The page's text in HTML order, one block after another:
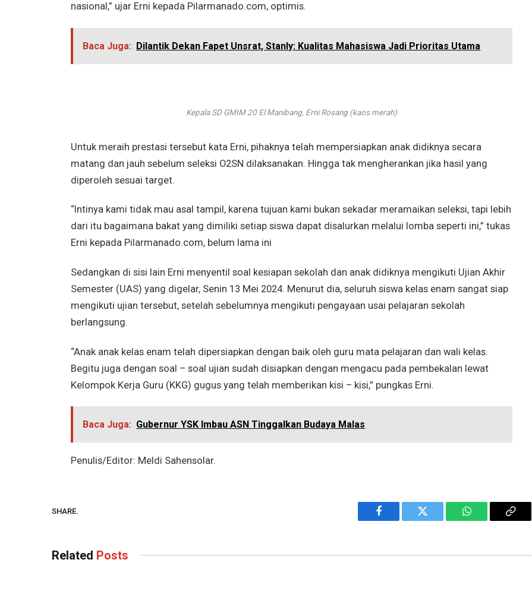
nasional,” ujar Erni kepada Pilarmanado.com, optimis.
Baca Juga: Dilantik Dekan Fapet Unsrat, Stanly: Kualitas Mahasiswa Jadi Prioritas Utama
Kepala SD GMIM 20 El Manibang, Erni Rosang (kaos merah)
Untuk meraih prestasi tersebut kata Erni, pihaknya telah mempersiapkan anak didiknya secara
matang dan jauh sebelum seleksi O2SN dilaksanakan. Hingga tak mengherankan jika hasil yang
diperoleh sesuai target.
“Intinya kami tidak mau asal tampil, karena tujuan kami bukan sekadar meramaikan seleksi, tapi lebih
dari itu bagaimana bakat yang dimiliki setiap siswa dapat disalurkan melalui lomba seperti ini,” tukas
Erni kepada Pilarmanado.com, belum lama ini
Sedangkan di sisi lain Erni menyentil soal kesiapan sekolah dan anak didiknya mengikuti Ujian Akhir
Semester (UAS) yang digelar, Senin 13 Mei 2024. Menurut dia, seluruh siswa kelas enam sangat siap
mengikuti ujian tersebut, setelah sebelumnya mengikuti pengayaan usai pelajaran sekolah
berlangsung.
“Anak anak kelas enam telah dipersiapkan dengan baik oleh guru mata pelajaran dan wali kelas.
Begitu juga dengan soal – soal ujian sudah disiapkan dengan mengacu pada pembekalan lewat
Kelompok Kerja Guru (KKG) gugus yang telah memberikan kisi – kisi,” pungkas Erni.
Baca Juga: Gubernur YSK Imbau ASN Tinggalkan Budaya Malas
Penulis/Editor: Meldi Sahensolar.
SHARE.
Facebook Twitter WhatsAppCopy
Related Posts